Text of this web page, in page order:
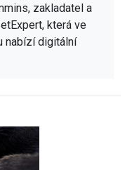
zakladatel a
která ve
nabízí digitální